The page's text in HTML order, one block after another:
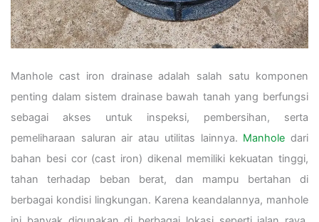
Manhole cast iron drainase adalah salah satu komponen
penting dalam sistem drainase bawah tanah yang berfungsi
sebagai akses untuk inspeksi, pembersihan, serta
pemeliharaan saluran air atau utilitas lainnya. Manhole dari
bahan besi cor (cast iron) dikenal memiliki kekuatan tinggi,
tahan terhadap beban berat, dan mampu bertahan di
berbagai kondisi lingkungan. Karena keandalannya, manhole